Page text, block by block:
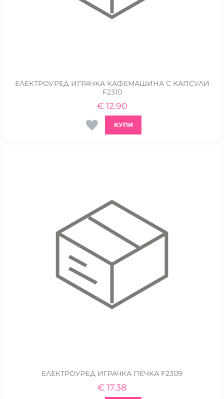
ЕЛЕКТРОУРЕД ИГРАЧКА КАФЕМАШИНА С КАПСУЛИ
F2310
12.90
€
КУПИ
ЕЛЕКТРОУРЕД ИГРАЧКА ПЕЧКА F2309
17.38
€